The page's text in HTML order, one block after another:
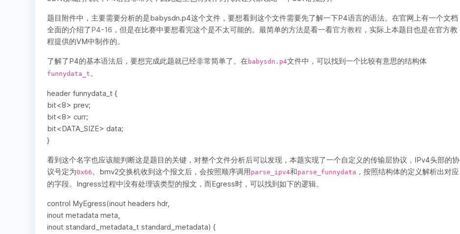
题目附件中，主要需要分析的是babysdn.p4这个文件，要想看到这个文件需要先了解一下P4语言的语法。在官网上有一个文档
全面的介绍了P4-16 ，但是在比赛中要想看完这个是不太可能的。最简单的方法是看一看官方教程 ，实际上本题目也是在官方教
程提供的VM中制作的。
了解了P4的基本语法后，要想完成此题就已经非常简单了。在 babysdn.p4文件中，可以找到一个比较有意思的结构体
funnydata_t。
header funnydata_t {
bit<8> prev;
bit<8> curr;
bit<DATA_SIZE> data;
}
看到这个名字也应该能判断这是题目的关键，对整个文件分析后可以发现，本题实现了一个自定义的传输层协议，IPv4头部的协
议号定为0x66。bmv2交换机收到这个报文后，会按照顺序调用parse_ipv4和parse_funnydata ，按照结构体的定义解析出对应
的字段。Ingress过程中没有处理该类型的报文，而Egress时，可以找到如下的逻辑。
control MyEgress(inout headers hdr,
inout metadata meta,
inout standard_metadata_t standard_metadata) {